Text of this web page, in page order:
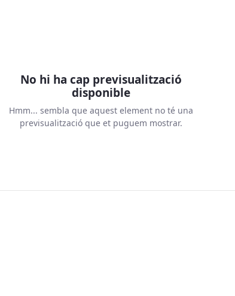
No hi ha cap previsualització
disponible
Hmm... sembla que aquest element no té una
previsualització que et puguem mostrar.